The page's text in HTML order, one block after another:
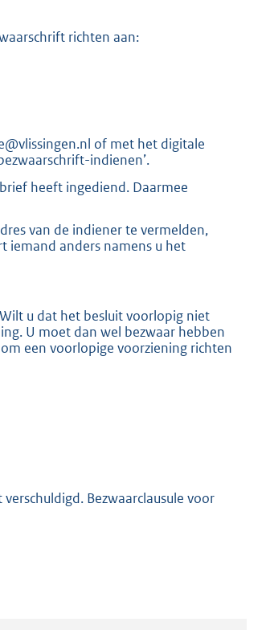
richten aan:
of met het digitale
indienen’.
heeft ingediend. Daarmee
van de indiener te vermelden,
iemand anders namens u het
u dat het besluit voorlopig niet
U moet dan wel bezwaar hebben
een voorlopige voorziening richten
Bezwaarclausule voor